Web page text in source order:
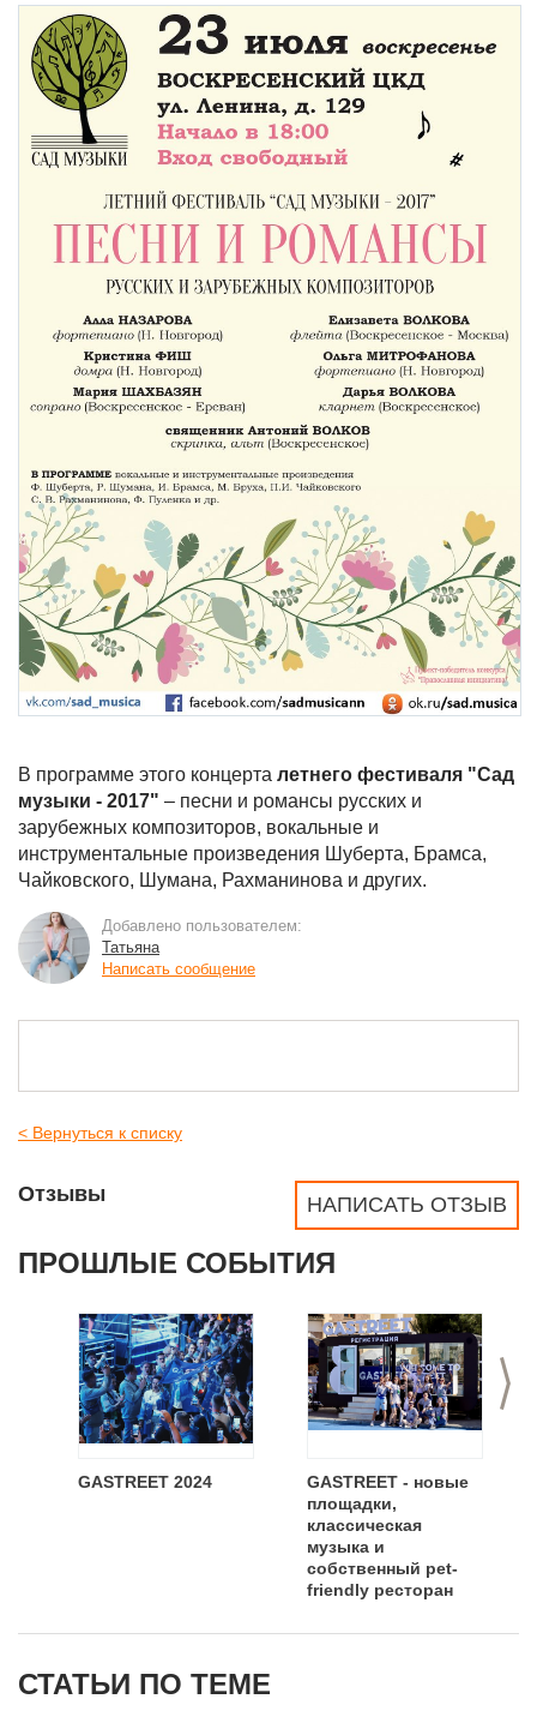
В программе этого концерта летнего фестиваля "Сад
музыки - 2017" – песни и романсы русских и
зарубежных композиторов, вокальные и
инструментальные произведения Шуберта, Брамса,
Чайковского, Шумана, Рахманинова и других.
Добавлено пользователем:
Татьяна
Написать сообщение
< Вернуться к списку
НАПИСАТЬ ОТЗЫВ
Отзывы
ПРОШЛЫЕ СОБЫТИЯ
>
GASTREET 2024
GASTREET - новые
площадки,
классическая
музыка и
собственный pet-
friendly ресторан
СТАТЬИ ПО ТЕМЕ